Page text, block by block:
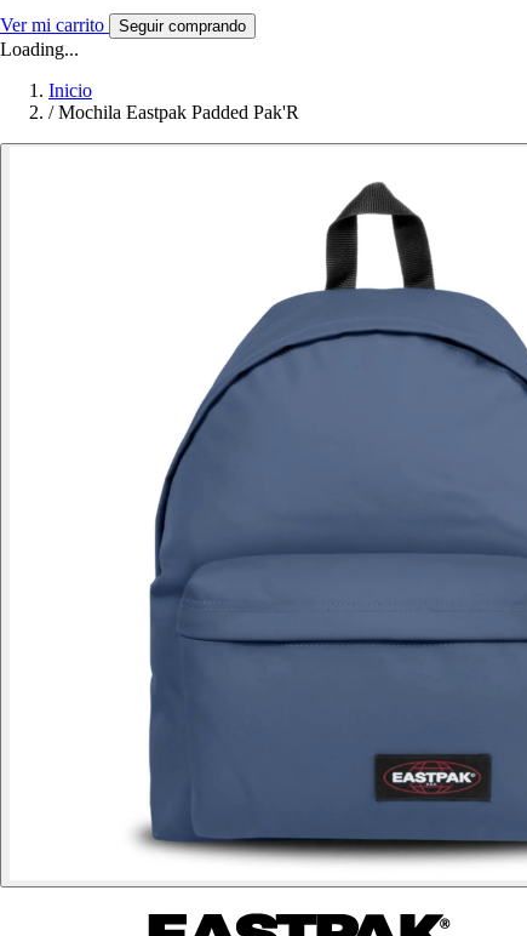
Ver mi carrito Seguir comprando
Loading...
Inicio
/ Mochila Eastpak Padded Pak'R